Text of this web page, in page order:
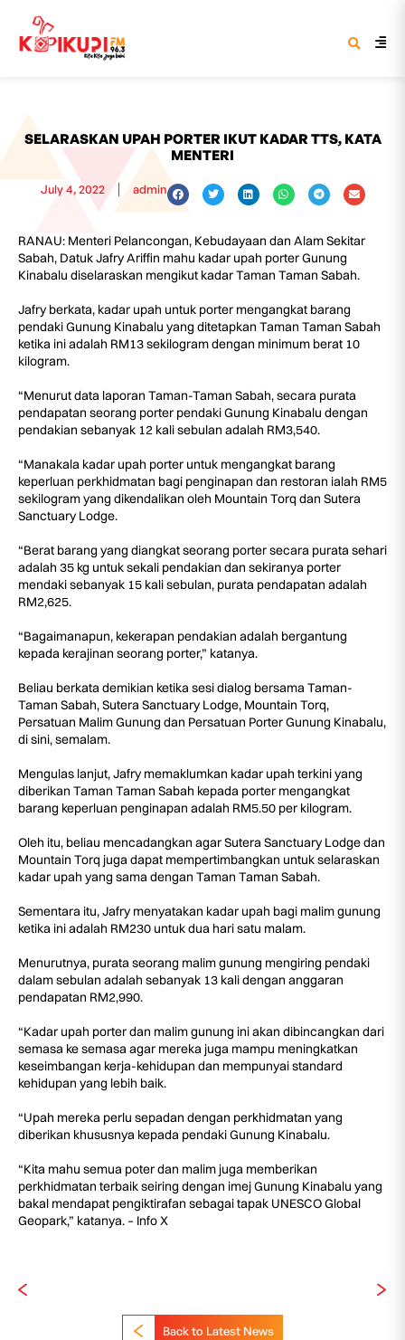
SELARASKAN UPAH PORTER IKUT KADAR TTS, KATA
MENTERI
July 4, 2022 admin
RANAU: Menteri Pelancongan, Kebudayaan dan Alam Sekitar
Sabah, Datuk Jafry Ariffin mahu kadar upah porter Gunung
Kinabalu diselaraskan mengikut kadar Taman Taman Sabah.
Jafry berkata, kadar upah untuk porter mengangkat barang
pendaki Gunung Kinabalu yang ditetapkan Taman Taman Sabah
ketika ini adalah RM13 sekilogram dengan minimum berat 10
kilogram.
“Menurut data laporan Taman-Taman Sabah, secara purata
pendapatan seorang porter pendaki Gunung Kinabalu dengan
pendakian sebanyak 12 kali sebulan adalah RM3,540.
“Manakala kadar upah porter untuk mengangkat barang
keperluan perkhidmatan bagi penginapan dan restoran ialah RM5
sekilogram yang dikendalikan oleh Mountain Torq dan Sutera
Sanctuary Lodge.
“Berat barang yang diangkat seorang porter secara purata sehari
adalah 35 kg untuk sekali pendakian dan sekiranya porter
mendaki sebanyak 15 kali sebulan, purata pendapatan adalah
RM2,625.
“Bagaimanapun, kekerapan pendakian adalah bergantung
kepada kerajinan seorang porter,” katanya.
Beliau berkata demikian ketika sesi dialog bersama Taman-
Taman Sabah, Sutera Sanctuary Lodge, Mountain Torq,
Persatuan Malim Gunung dan Persatuan Porter Gunung Kinabalu,
di sini, semalam.
Mengulas lanjut, Jafry memaklumkan kadar upah terkini yang
diberikan Taman Taman Sabah kepada porter mengangkat
barang keperluan penginapan adalah RM5.50 per kilogram.
Oleh itu, beliau mencadangkan agar Sutera Sanctuary Lodge dan
Mountain Torq juga dapat mempertimbangkan untuk selaraskan
kadar upah yang sama dengan Taman Taman Sabah.
Sementara itu, Jafry menyatakan kadar upah bagi malim gunung
ketika ini adalah RM230 untuk dua hari satu malam.
Menurutnya, purata seorang malim gunung mengiring pendaki
dalam sebulan adalah sebanyak 13 kali dengan anggaran
pendapatan RM2,990.
“Kadar upah porter dan malim gunung ini akan dibincangkan dari
semasa ke semasa agar mereka juga mampu meningkatkan
keseimbangan kerja-kehidupan dan mempunyai standard
kehidupan yang lebih baik.
“Upah mereka perlu sepadan dengan perkhidmatan yang
diberikan khususnya kepada pendaki Gunung Kinabalu.
“Kita mahu semua poter dan malim juga memberikan
perkhidmatan terbaik seiring dengan imej Gunung Kinabalu yang
bakal mendapat pengiktirafan sebagai tapak UNESCO Global
Geopark,” katanya. – Info X
Back to Latest News